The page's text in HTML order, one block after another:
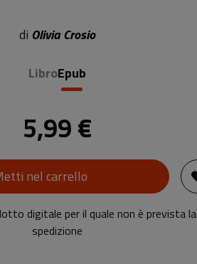
di Olivia Crosio
LibroEpub
5,99 €
nel carrello
digitale per il quale non è prevista la
spedizione